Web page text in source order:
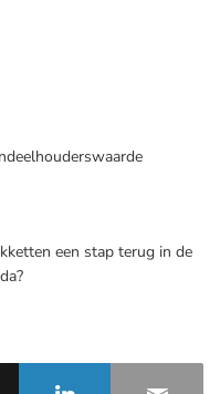
een stap terug in de